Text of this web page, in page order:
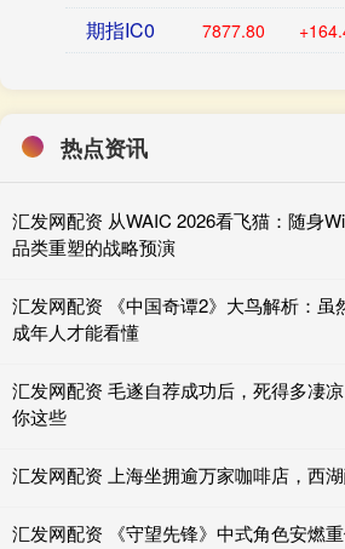
期指IC0 7877.80
热点资讯
汇发网配资 从WAIC 2026看飞猫：随身
品类重塑的战略预演
汇发网配资 《中国奇谭2》大鸟解析：虽
成年人才能看懂
汇发网配资 毛遂自荐成功后，死得多凄
你这些
汇发网配资 上海坐拥逾万家咖啡店，西
汇发网配资 《守望先锋》中式角色安燃